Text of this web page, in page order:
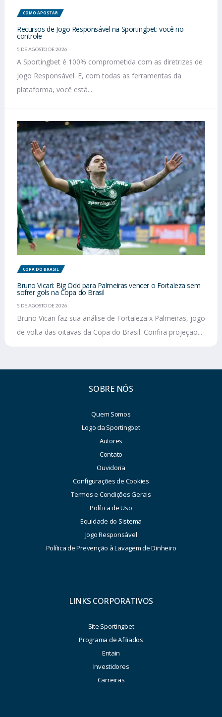
COMO APOSTAR
Recursos de Jogo Responsável na Sportingbet: você no
controle
5 DE AGOSTO DE 2026
A Sportingbet é 100% comprometida com as diretrizes de
Jogo Responsável. E, com todas as ferramentas da
plataforma, você está...
COPA DO BRASIL
Bruno Vicari: Big Odd para Palmeiras vencer o Fortaleza sem
sofrer gols na Copa do Brasil
5 DE AGOSTO DE 2026
Bruno Vicari faz sua análise de Fortaleza x Palmeiras, jogo
de volta das oitavas da Copa do Brasil. Confira projeção...
SOBRE NÓS
Quem Somos
Logo da Sportingbet
Autores
Contato
Ouvidoria
Configurações de Cookies
Termos e Condições Gerais
Política de Uso
Equidade do Sistema
Jogo Responsável
Política de Prevenção à Lavagem de Dinheiro
LINKS CORPORATIVOS
Site Sportingbet
Programa de Afiliados
Entain
Investidores
Carreiras